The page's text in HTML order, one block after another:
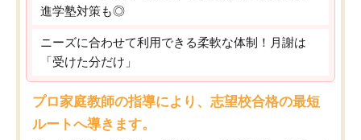
進学塾対策も◎
ニーズに合わせて利用できる柔軟な体制！月謝は
「受けた分だけ」
プロ家庭教師の指導により、志望校合格の最短
ルートへ導きます。